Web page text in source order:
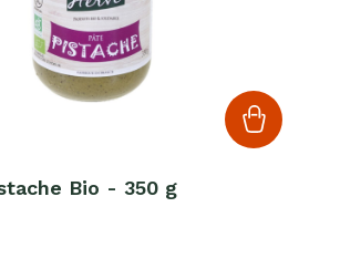
Bio - 350 g